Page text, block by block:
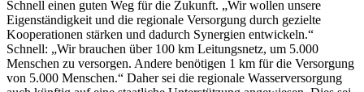
Schnell einen guten Weg für die Zukunft. „Wir wollen unsere
Eigenständigkeit und die regionale Versorgung durch gezielte
Kooperationen stärken und dadurch Synergien entwickeln.“
Schnell: „Wir brauchen über 100 km Leitungsnetz, um 5.000
Menschen zu versorgen. Andere benötigen 1 km für die Versorgung
von 5.000 Menschen.“ Daher sei die regionale Wasserversorgung